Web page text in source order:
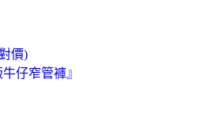
價)
仔窄管褲』